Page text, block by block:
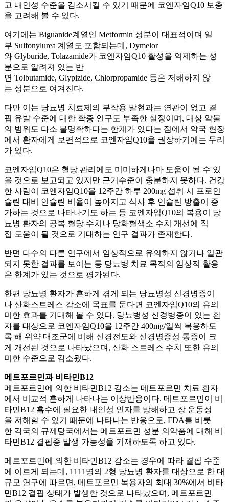
고 내인성 수준을 감소시킬 수 있기 때문에 코엔자임Q10 보충
을 고려해 볼 수 있다.
여기에는 Biguanide계열인 Metformin 성분이 대표적이며 일
부 Sulfonylurea 계열도 포함되는데, Dymelor
와 Glyburide, Tolazamide가 코엔자임Q10 활성을 억제하는 성
분으로 알려져 있는 반
면 Tolbutamide, Glypizide, Chlorpropamide 등은 저해하지 않
는 성분으로 여겨진다.
다만 이는 당뇨병 치료제의 부작용 발현과는 연관이 없고 결
핍 유발 수준에 대한 확증 연구도 부족한 실정이며, 대상 약물
의 범위도 다소 불명확하다는 한계가 있다는 점에서 약국 현장
에서 환자에게 보편적으로 코엔자임Q10을 권장하기에는 무리
가 있다.
코엔자임Q10은 혈당 관리에도 미미하게나마 도움이 될 수 있
을 것으로 보고되고 있지만 근거수준이 충분하지 못하다. 건강
한 사람이 코엔자임Q10을 12주간 하루 200mg 섭취 시 프로인
슐린 대비 인슐린 비율이 높아지고 식사 후 인슐린 방출이 증
가하는 것으로 나타나기도 하는 등 코엔자임Q10의 복용이 당
뇨병 환자의 공복 혈당 수치나 당화혈색소 수치 개선에 직
접 도움이 될 것으로 기대하는 연구 결과가 존재한다.
반면 다수의 다른 연구에서 임상적으로 유의하지 않거나 일관
되지 못한 결과를 보이는 등 당뇨병 치료 목적의 임상적 활용
은 한계가 있는 것으로 평가된다.
한편 당뇨병 환자가 흔하게 겪게 되는 당뇨병성 신경병증이
나 산화스트레스 감소에 목표를 둔다면 코엔자임Q10의 유의
미한 효과를 기대해 볼 수 있다. 당뇨병성 신경병증이 있는 환
자를 대상으로 코엔자임Q10을 12주간 400mg/일씩 복용하도
록 해 위약 대조군에 비해 신경전도와 신경병증성 통증이 크
게 개선된 것으로 나타났으며, 산화 스트레스 수치 또한 유의
미한 수준으로 감소됐다.
메트포르민과 비타민B12
메트포르민에 의한 비타민B12 감소는 메트포르민 치료 환자
에서 비교적 흔하게 나타나는 이상반응이다. 메트포르민이 비
타민B12 흡수에 필요한 내인성 인자를 방해하고 장 운동성
을 저해할 수 있기 때문에 나타나는 반응으로, FDA를 비롯
한 각국의 규제당국에서는 메트포르민 성분 의약품에 대해 비
타민B12 결핍증 발생 가능성을 기재하도록 하고 있다.
메트포르민에 의한 비타민B12 감소는 경우에 따라 결핍 수준
에 이르게 되는데, 1111명의 2형 당뇨병 환자를 대상으로 한 대
규모 연구에 따르면, 메트포르민 복용자의 최대 30%에서 비타
민B12 결핍 상태가 발생한 것으로 나타났으며, 메트포르민